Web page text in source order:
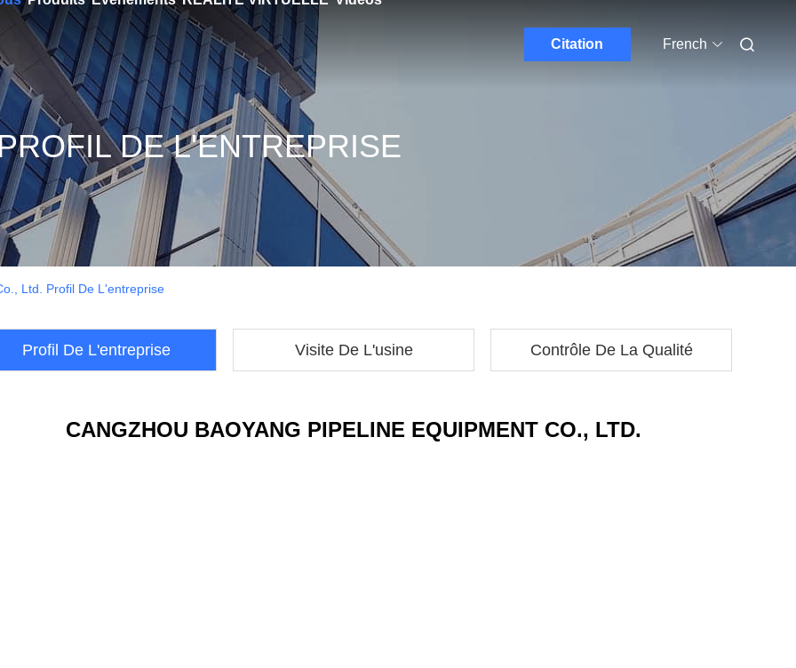
Citation French
DE L'ENTREPRISE
Ltd. Profil De L'entreprise
Profil De L'entreprise Visite De L'usine Contrôle De La Qualité
CANGZHOU BAOYANG PIPELINE EQUIPMENT CO., LTD.